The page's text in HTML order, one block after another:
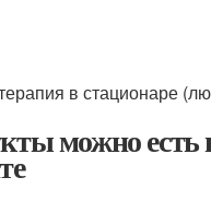
в стационаре
можно есть